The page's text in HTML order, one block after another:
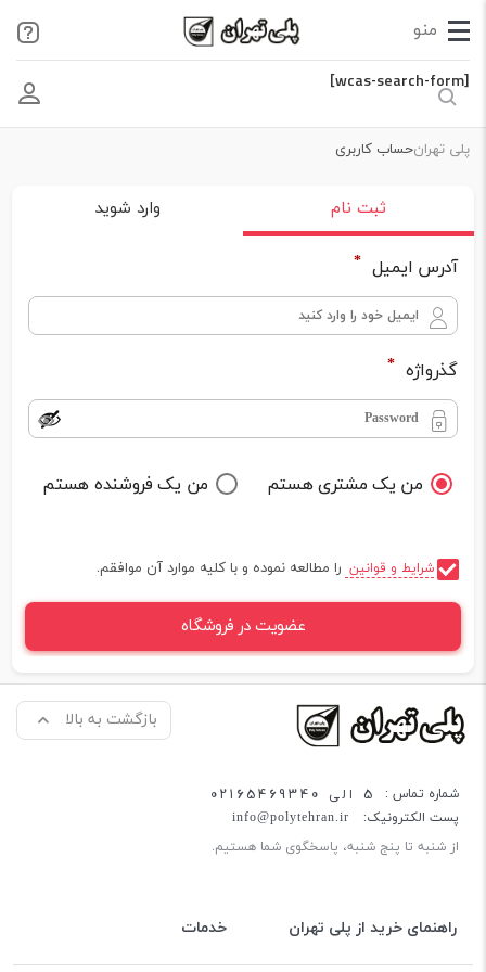
[wcas-search-form]
پلی تهرانحساب کاربری
ثبت نام وارد شوید
آدرس ایمیل *
گذرواژه *
من یک مشتری هستم من یک فروشنده هستم
شرایط و قوانین را مطالعه نموده و با کلیه موارد آن موافقم.
عضویت در فروشگاه
بازگشت به بالا
شماره تماس : 5 الی 02165469340
پست الکترونیک: info@polytehran.ir
از شنبه تا پنج شنبه، پاسخگوی شما هستیم.
راهنمای خرید از پلی تهران خدمات